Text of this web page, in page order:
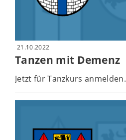
21.10.2022
Tanzen mit Demenz
Jetzt für Tanzkurs anmelden.